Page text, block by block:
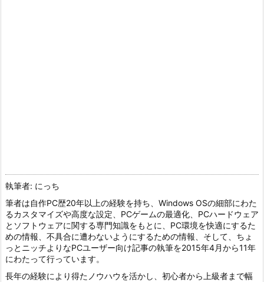
執筆者: にっち
筆者は自作PC歴20年以上の経験を持ち、Windows OSの細部にわた
るカスタマイズや高度な設定、PCゲームの最適化、PCハードウェア
とソフトウェアに関する専門知識をもとに、PC環境を快適にするた
めの情報、不具合に遭わないようにするための情報、そして、ちょ
っとニッチよりなPCユーザー向け記事の執筆を2015年4月から11年
にわたって行っています。
長年の経験により得たノウハウを活かし、初心者から上級者まで幅